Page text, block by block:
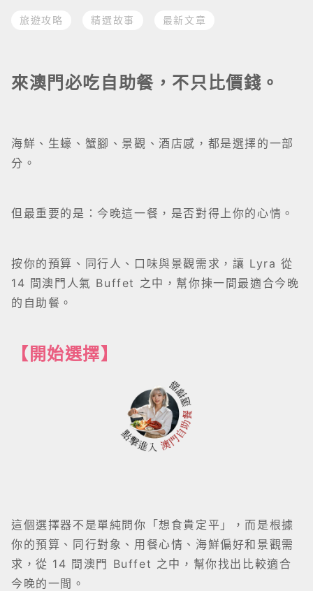
旅遊攻略 精選故事 最新文章
來澳門必吃自助餐，不只比價錢。
海鮮、生蠔、蟹腳、景觀、酒店感，都是選擇的一部
分。
但最重要的是：今晚這一餐，是否對得上你的心情。
按你的預算、同行人、口味與景觀需求，讓 Lyra 從
14 間澳門人氣 Buffet 之中，幫你揀一間最適合今晚
的自助餐。
【開始選擇】
這個選擇器不是單純問你「想食貴定平」，而是根據
你的預算、同行對象、用餐心情、海鮮偏好和景觀需
求，從 14 間澳門 Buffet 之中，幫你找出比較適合
今晚的一間。